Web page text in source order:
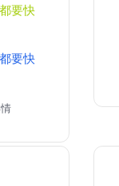
要快
要快